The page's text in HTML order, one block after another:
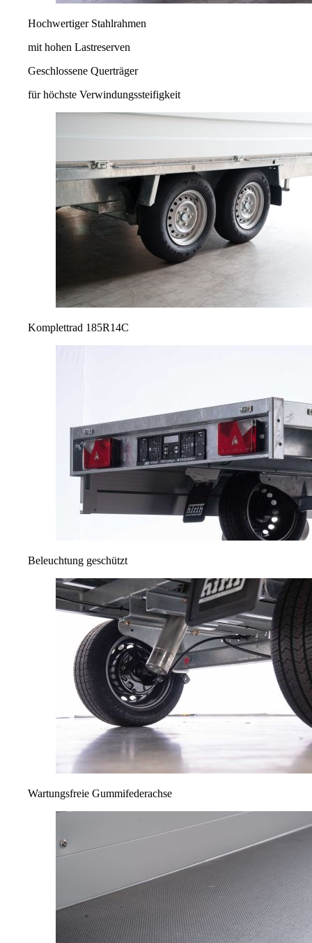
Hochwertiger Stahlrahmen
mit hohen Lastreserven
Geschlossene Querträger
für höchste Verwindungssteifigkeit
Komplettrad 185R14C
Beleuchtung geschützt
Wartungsfreie Gummifederachse